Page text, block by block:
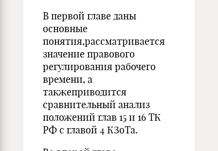
В первой главе даны
основные
понятия,рассматривается
значение правового
регулирования рабочего
времени, а
такжеприводится
сравнительный анализ
положений глав 15 и 16 ТК
РФ с главой 4 КЗоТа.